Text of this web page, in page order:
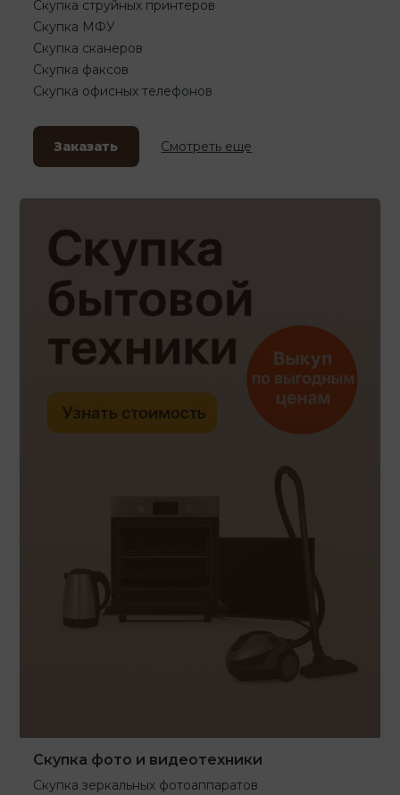
Скупка струйных принтеров
Скупка МФУ
Скупка сканеров
Скупка факсов
Скупка офисных телефонов
Заказать Смотреть еще
Скупка фото и видеотехники
Скупка зеркальных фотоаппаратов